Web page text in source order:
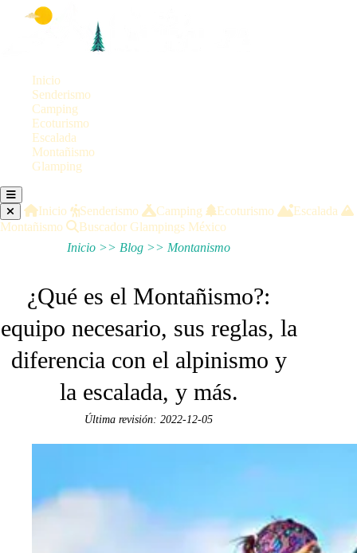
Inicio
Senderismo
Camping
Ecoturismo
Escalada
Montañismo
Glamping
Inicio Senderismo Camping Ecoturismo
Escalada
Montañismo
Buscador Glampings México
Inicio >> Blog >> Montanismo
¿Qué es el Montañismo?:
equipo necesario, sus reglas, la
diferencia con el alpinismo y
la escalada, y más.
Última revisión: 2022-12-05